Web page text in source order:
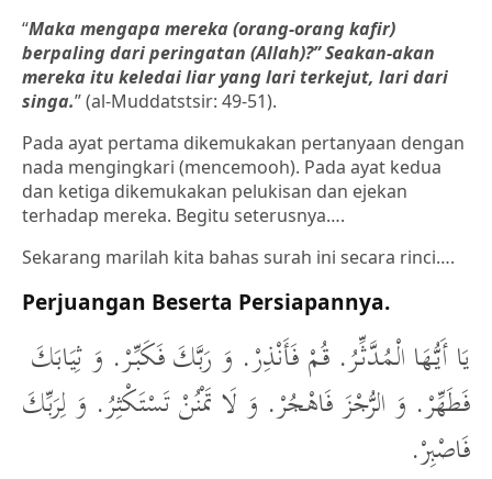
“Maka mengapa mereka (orang-orang kafir)
berpaling dari peringatan (Allah)?” Seakan-akan
mereka itu keledai liar yang lari terkejut, lari dari
singa.” (al-Muddatstsir: 49-51).
Pada ayat pertama dikemukakan pertanyaan dengan
nada mengingkari (mencemooh). Pada ayat kedua
dan ketiga dikemukakan pelukisan dan ejekan
terhadap mereka. Begitu seterusnya….
Sekarang marilah kita bahas surah ini secara rinci….
Perjuangan Beserta Persiapannya.
يَا أَيُّهَا الْمُدَّثِّرُ. قُمْ فَأَنْذِرْ. وَ رَبَّكَ فَكَبِّرْ. وَ ثِيَابَكَ
فَطَهِّرْ. وَ الرُّجْزَ فَاهْجُرْ. وَ لَا تَمْنُنْ تَسْتَكْثِرُ. وَ لِرَبِّكَ
فَاصْبِرْ.